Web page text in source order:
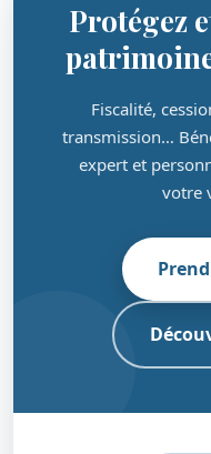
Protégez
Fiscalité,
transmission…
expert et
votre